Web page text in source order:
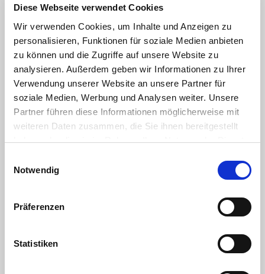
Diese Webseite verwendet Cookies
Wir verwenden Cookies, um Inhalte und Anzeigen zu
personalisieren, Funktionen für soziale Medien anbieten
zu können und die Zugriffe auf unsere Website zu
analysieren. Außerdem geben wir Informationen zu Ihrer
Verwendung unserer Website an unsere Partner für
soziale Medien, Werbung und Analysen weiter. Unsere
Partner führen diese Informationen möglicherweise mit
weiteren Daten zusammen, die Sie ihnen bereitgestellt
haben oder die sie im Rahmen Ihrer Nutzung der Dienste
Cookies, wenn Sie unsere Webseite weiterhin nutzen.
Notwendig
Präferenzen
Statistiken